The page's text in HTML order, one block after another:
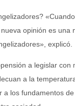
opinión es una
explicó.
a legislar con
a la
a los fundamentos